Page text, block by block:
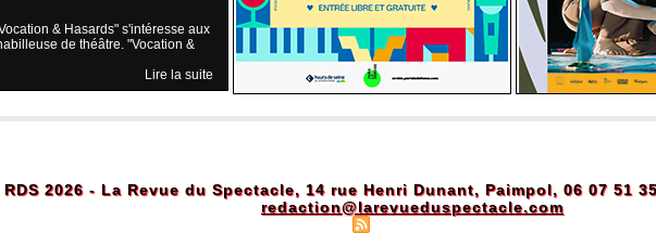
& Hasards" s'intéresse aux
de théâtre. "Vocation &
Lire la suite
2026 - La Revue du Spectacle, 14 rue Henri Dunant, Paimpol, 06 07 51
redaction@larevueduspectacle.com